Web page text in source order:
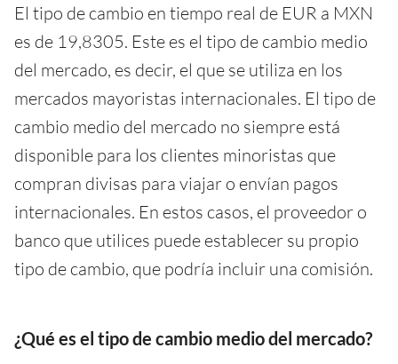
El tipo de cambio en tiempo real de EUR a MXN
es de 19,8305. Este es el tipo de cambio medio
del mercado, es decir, el que se utiliza en los
mercados mayoristas internacionales. El tipo de
cambio medio del mercado no siempre está
disponible para los clientes minoristas que
compran divisas para viajar o envían pagos
internacionales. En estos casos, el proveedor o
banco que utilices puede establecer su propio
tipo de cambio, que podría incluir una comisión.
¿Qué es el tipo de cambio medio del mercado?